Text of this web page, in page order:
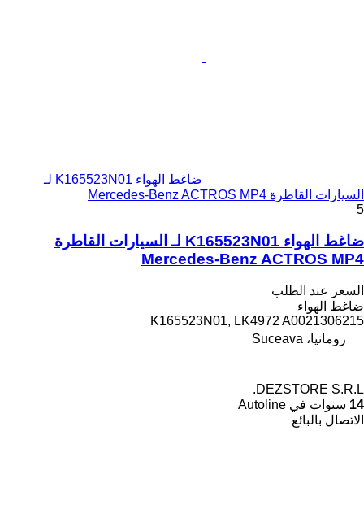
ضاغط الهواء K165523N01 لـ
السيارات القاطرة Mercedes-Benz ACTROS MP4
5
ضاغط الهواء K165523N01 لـ السيارات القاطرة
Mercedes-Benz ACTROS MP4
السعر عند الطلب
ضاغط الهواء
K165523N01, LK4972 A0021306215
رومانيا، Suceava
DEZSTORE S.R.L.
14 سنوات في Autoline
الاتصال بالبائع